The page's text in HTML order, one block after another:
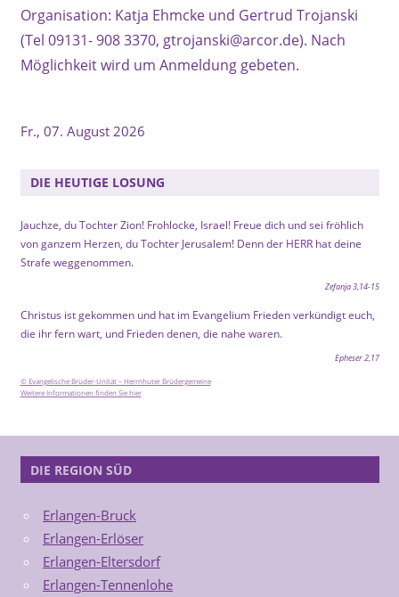
Organisation: Katja Ehmcke und Gertrud Trojanski
(Tel 09131- 908 3370, gtrojanski@arcor.de). Nach
Möglichkeit wird um Anmeldung gebeten.
Fr., 07. August 2026
DIE HEUTIGE LOSUNG
Jauchze, du Tochter Zion! Frohlocke, Israel! Freue dich und sei fröhlich
von ganzem Herzen, du Tochter Jerusalem! Denn der HERR hat deine
Strafe weggenommen.
Zefanja 3,14-15
Christus ist gekommen und hat im Evangelium Frieden verkündigt euch,
die ihr fern wart, und Frieden denen, die nahe waren.
Epheser 2,17
© Evangelische Brüder-Unität – Herrnhuter Brüdergemeine
Weitere Informationen finden Sie hier
DIE REGION SÜD
Erlangen-Bruck
Erlangen-Erlöser
Erlangen-Eltersdorf
Erlangen-Tennenlohe